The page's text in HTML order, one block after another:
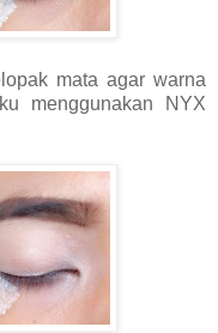
mata agar warna
menggunakan NYX